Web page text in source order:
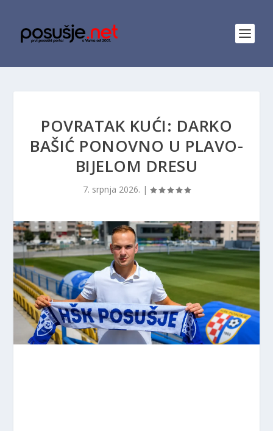
POVRATAK KUĆI: DARKO
BAŠIĆ PONOVNO U PLAVO-
BIJELOM DRESU
7. srpnja 2026. |